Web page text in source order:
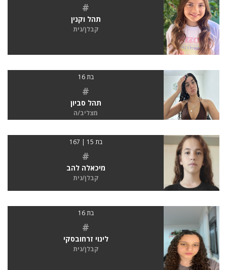
#
תהל וקנין
קבלן/נית
בת 16
#
תהל סביון
מצליב/ה
בת 15 | 167
#
מיכאלה להב
קבלן/נית
בת 16
#
לינוי זרחובסקי
קבלן/נית